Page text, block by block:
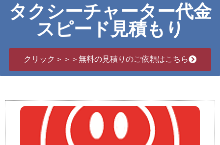
タクシーチャーター代金
スピード見積もり
クリック＞＞＞無料の見積りのご依頼はこちら